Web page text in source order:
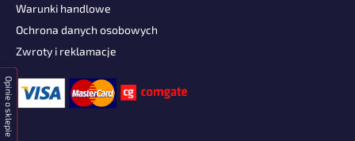
Opinie o sklepie
Warunki handlowe
Ochrona danych osobowych
Zwroty i reklamacje